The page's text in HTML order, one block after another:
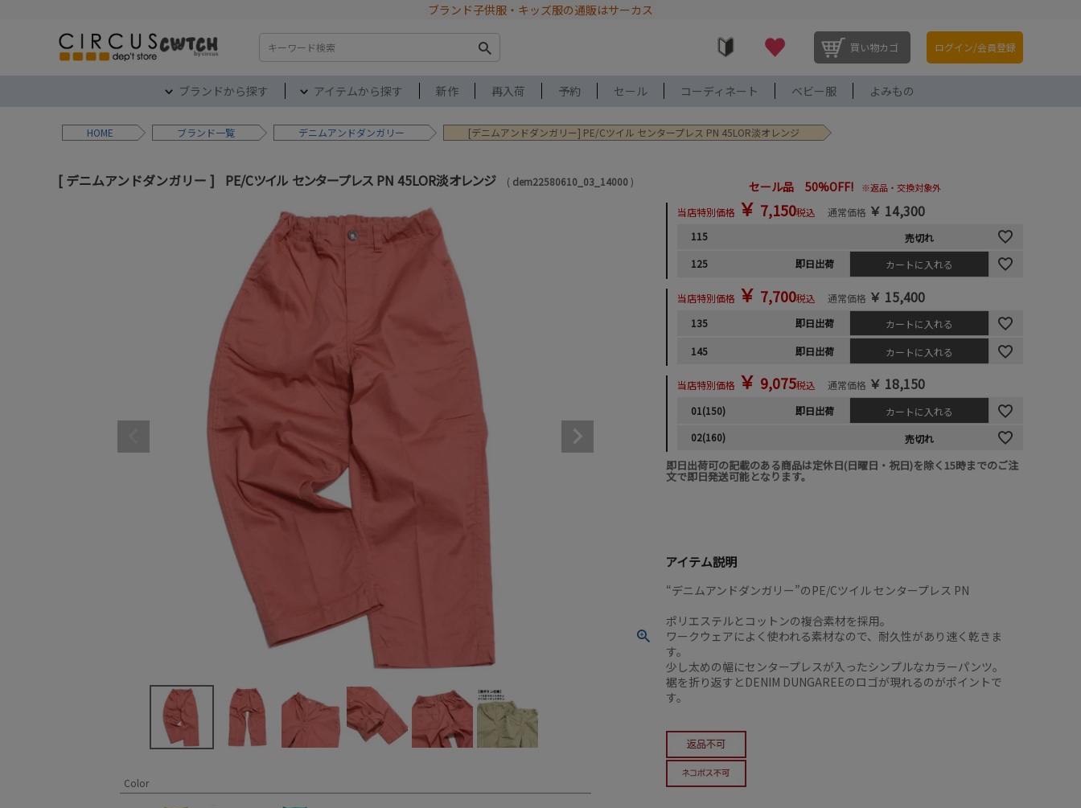
ブランド子供服・キッズ服の通販はサーカス
検索 買い物カゴ ログイン/会員登録
ブランドから探す アイテムから探す 新作 再入荷 予約 セール コーディネート ベビー服 よみもの
HOME ブランド デニムアンドダンガリー [デニムアンドダンガリー] PE/Cツイル センタープレス PN 45LOR淡オレンジ
デニムアンドダンガリー PE/Cツイル センタープレス PN 45LOR淡オレンジ dem22580610_03_14000
Color
セール品 50%OFF! ※返品・交換対象外
当店特別価格 ￥ 7,150税込 通常価格 ￥ 14,300
115
売切れ
125
即日出荷 カートに入れる
当店特別価格 ￥ 7,700税込 通常価格 ￥ 15,400
135 即日出荷
カートに入れる
145
即日出荷 カートに入れる
当店特別価格 ￥ 9,075税込 通常価格 ￥ 18,150
01(150) 即日出荷
カートに入れる
02(160)
売切れ
即日出荷可の記載のある商品は定休日(日曜日・祝日)を除く15時までのご注
文で即日発送可能となります。
アイテム説明
“デニムアンドダンガリー”のPE/Cツイル センタープレス PN
ポリエステルとコットンの複合素材を採用。
ワークウェアによく使われる素材なので、耐久性があり速く乾きま
す。
少し太めの幅にセンタープレスが入ったシンプルなカラーパンツ。
裾を折り返すとDENIM DUNGAREEのロゴが現れるのがポイントで
す。